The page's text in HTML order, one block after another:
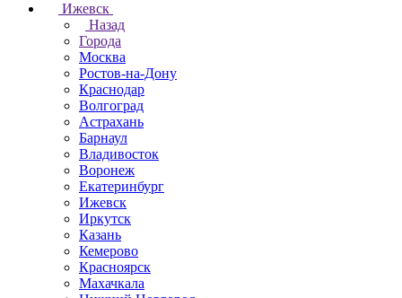
Ижевск
Назад
Города
Москва
Ростов-на-Дону
Краснодар
Волгоград
Астрахань
Барнаул
Владивосток
Воронеж
Екатеринбург
Ижевск
Иркутск
Казань
Кемерово
Красноярск
Махачкала